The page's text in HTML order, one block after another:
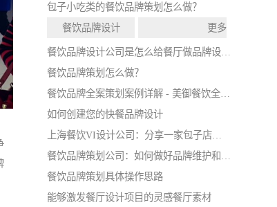
包子小吃类的餐饮品牌策划怎么做？
餐饮品牌设计
更多
餐饮品牌设计公司是怎么给餐厅做品牌设计的
餐饮品牌策划怎么做？
餐饮品牌全案策划案例详解 - 美御餐饮全案策划
如何创建您的快餐品牌设计
上海餐饮VI设计公司：分享一家包子店的VI设计
餐饮品牌策划具体操作思路
能够激发餐厅设计项目的灵感餐厅素材